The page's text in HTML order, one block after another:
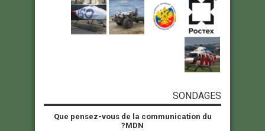
SONDAGES
Que pensez-vous de la communication du
MDN?